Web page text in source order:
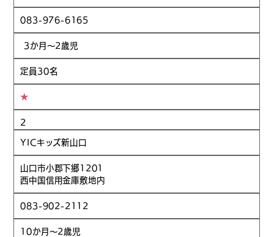
083-976-6165
3か月～2歳児
定員30名
★
2
YICキッズ新山口
山口市小郡下郷1201
西中国信用金庫敷地内
083-902-2112
10か月～2歳児